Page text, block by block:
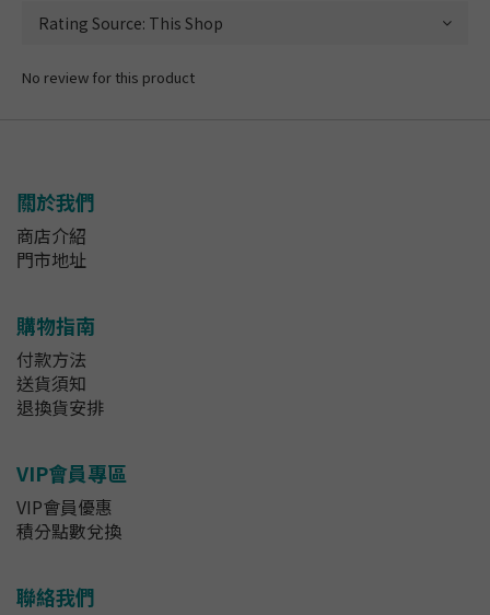
No review for this product
關於我們
商店介紹
門市地址
購物指南
付款方法
送貨須知
退換貨安排
VIP會員專區
VIP會員優惠
積分點數兌換
聯絡我們